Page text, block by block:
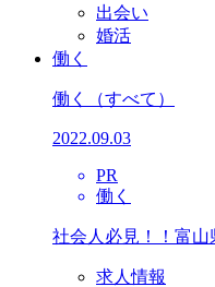
出会い
婚活
働く
働く （すべて）
2022.09.03
PR
働く
社会人必見！！富山
求人情報